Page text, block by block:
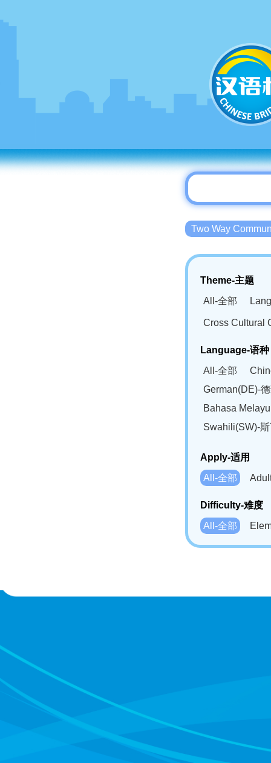
Two Way
Theme-主题
All-全部
Cross Cultural
Language-语种
All-全部
German(DE)-
Bahasa
Swahili(SW)-
Apply-适用
All-全部
Difficulty-难度
All-全部